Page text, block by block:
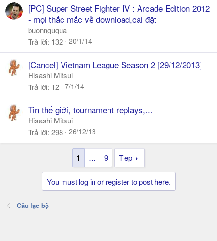
[PC] Super Street Fighter IV : Arcade Edition 2012
- mọi thắc mắc về download,cài đặt
buonnguqua
Trả lời 132 20/1/14
[Cancel] Vietnam League Season 2 [29/12/2013]
Hisashi Mitsui
Trả lời 12 7/1/14
Tin thế giới, tournament replays,...
Hisashi Mitsui
Trả lời 298 26/12/13
1 … 9 Tiếp
You must log in or register to post here.
Câu lạc bộ